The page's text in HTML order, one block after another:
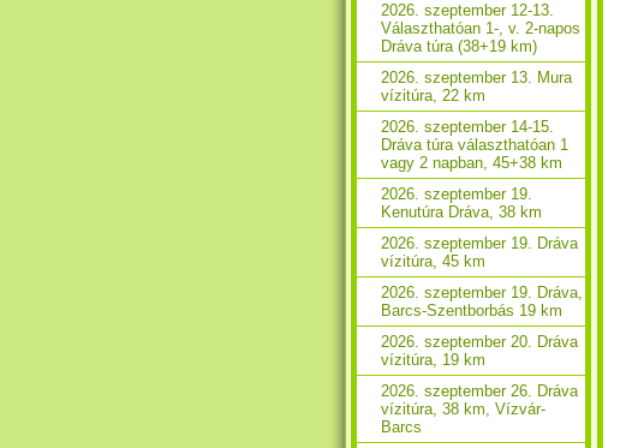
2026. szeptember 12-13.
Választhatóan 1-, v. 2-napos
Dráva túra (38+19 km)
2026. szeptember 13. Mura
vízitúra, 22 km
2026. szeptember 14-15.
Dráva túra választhatóan 1
vagy 2 napban, 45+38 km
2026. szeptember 19.
Kenutúra Dráva, 38 km
2026. szeptember 19. Dráva
vízitúra, 45 km
2026. szeptember 19. Dráva,
Barcs-Szentborbás 19 km
2026. szeptember 20. Dráva
vízitúra, 19 km
2026. szeptember 26. Dráva
vízitúra, 38 km, Vízvár-
Barcs